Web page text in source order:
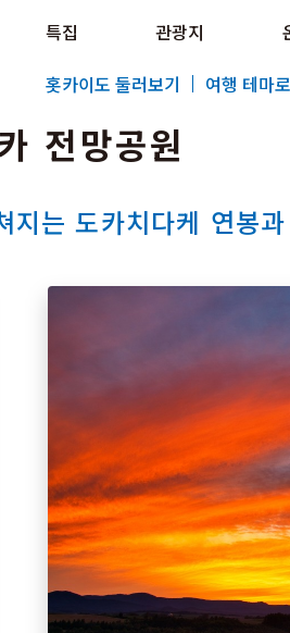
Hokkaido Official Tourism Site
Tourism Site HOKKAIDO
특집 관광지
홋카이도 둘러보기
여행 테마
전망공원
지는 도카치다케 연봉